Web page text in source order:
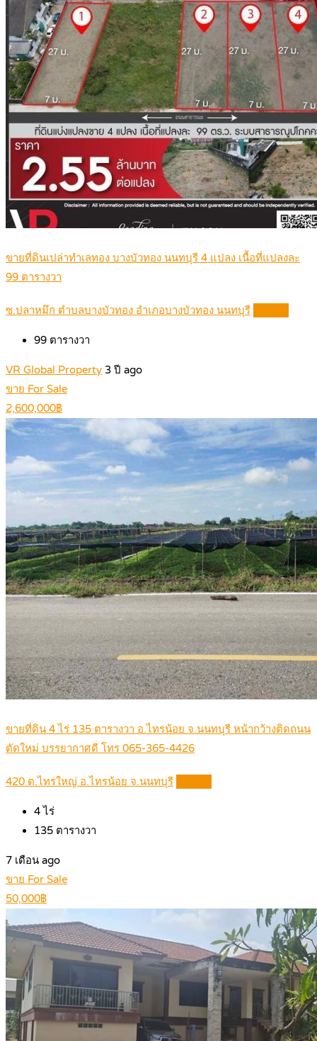
ขายที่ดินเปล่าทำเลทอง บางบัวทอง นนทบุรี 4 แปลง เนื้อที่แปลงละ
99 ตารางวา
ซ.ปลาหมึก ตำบลบางบัวทอง อำเภอบางบัวทอง นนทบุรี
99 ตารางวา
VR Global Property 3 ปี ago
ขาย For Sale
2,600,000฿
ขายที่ดิน 4 ไร่ 135 ตารางวา อ.ไทรน้อย จ.นนทบุรี หน้ากว้างติดถนน
ตัดใหม่ บรรยากาศดี โทร 065-365-4426
420 ต.ไทรใหญ่ อ.ไทรน้อย จ.นนทบุรี
4ไร่
135 ตารางวา
7 เดือน ago
ขาย For Sale
50,000฿